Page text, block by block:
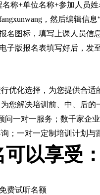
称+单位名称+参加人员
，然后编辑信
名图标，填写上课人员信
子版报名表填写好后，发
优化选择，为您提供合适
您解决培训前、中、后的
问一对一服务；数千家企
；一对一定制培训计划
以享受
费试听名额